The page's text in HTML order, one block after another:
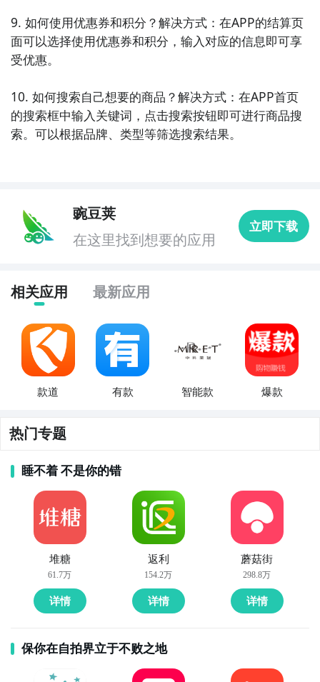
10. 《网易严选》：网易严选是一家专注于精选商品的
电商平台，致力于为用户提供高品质的生活方式选择。
品，享受到简约、舒适的生活。
9. 如何使用优惠券和积分？解决方式：在APP的结算页
面可以选择使用优惠券和积分，输入对应的信息即可享
受优惠。
10. 如何搜索自己想要的商品？解决方式：在APP首页
的搜索框中输入关键词，点击搜索按钮即可进行商品搜
索。可以根据品牌、类型等筛选搜索结果。
豌豆荚
在这里找到想要的应用
立即下载
相关应用 最新应用
款道 有款 智能款 爆款
热门专题
睡不着 不是你的错
堆糖
61.7万
详情
返利
154.2万
详情
蘑菇街
298.8万
详情
保你在自拍界立于不败之地